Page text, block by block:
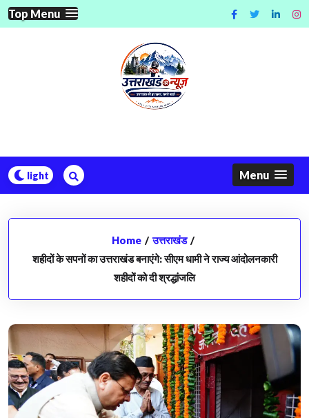
Skip
to
Top Menu
Menu
Home / उत्तराखंड /
शहीदों के सपनों का उत्तराखंड बनाएंगे: सीएम धामी ने राज्य आंदोलनकारी
शहीदों को दी श्रद्धांजलि